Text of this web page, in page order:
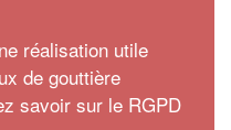
réalisation utile
de gouttière
savoir sur le RGPD